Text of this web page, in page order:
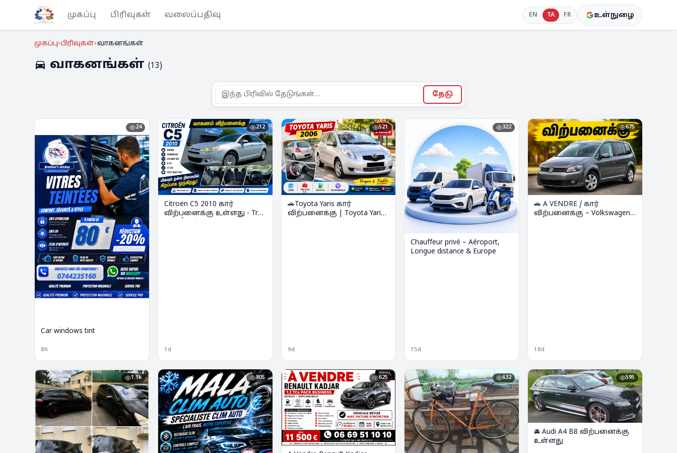
முகப்பு பிரிவுகள் வலைப்பதிவு EN TA FR உள்நுழை
முகப்பு பிரிவுகள் வாகனங்கள்
directions_car வாகனங்கள் (13)
தேடு
24
Car windows tint
8h
212
Citroën C5 2010 கார்
விற்பனைக்கு உள்ளது - Très
1d
521
🚗Toyota Yaris கார்
விற்பனைக்கு | Toyota Yaris
9d
322
Chauffeur privé – Aéroport,
Longue distance & Europe
15d
675
🚗 À VENDRE / கார்
விற்பனைக்கு – Volkswagen
18d
1.1k 805 625 632 595
🚘 Audi A4 B8 விற்பனைக்கு
உள்ளது